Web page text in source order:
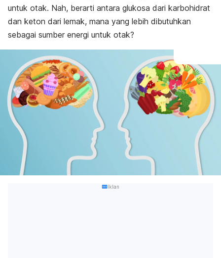
untuk otak. Nah, berarti antara glukosa dari karbohidrat
dan keton dari lemak, mana yang lebih dibutuhkan
sebagai sumber energi untuk otak?
Iklan